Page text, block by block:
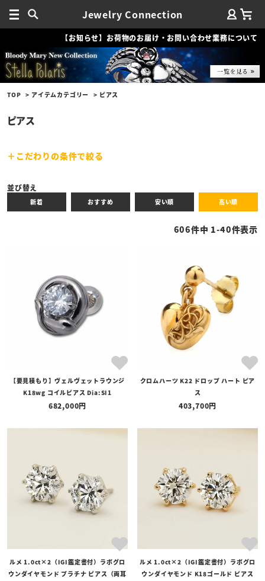
Jewelry Connection
【お知らせ】お荷物のお届け・お問い合わせ業務について
TOP アイテムカテゴリー ピアス
ピアス
こだわりの条件で絞る
全ての商品
セール商品
カテゴリ
価格
在庫の有無
並び替え
新着 おすすめ 安い順 高い順
606件中 1-40件表示
【要見積もり】ヴェルヴェットラウンジ
K18wg コイルピアス Dia:SI1
682,000
クロムハーツ K22 ドロップ ハート ピア
ス
403,700
ルメ 1.0ct×2（IGI鑑定書付）ラボグロ
ウンダイヤモンド プラチナ ピアス（両耳
ルメ 1.0ct×2（IGI鑑定書付）ラボグロ
ウンダイヤモンド K18ゴールド ピアス